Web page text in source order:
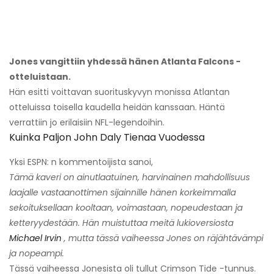
Jones vangittiin yhdessä hänen Atlanta Falcons -
otteluistaan.
Hän esitti voittavan suorituskyvyn monissa Atlantan
otteluissa toisella kaudella heidän kanssaan. Häntä
verrattiin jo erilaisiin NFL-legendoihin.
Kuinka Paljon John Daly Tienaa Vuodessa
Yksi ESPN: n kommentoijista sanoi,
Tämä kaveri on ainutlaatuinen, harvinainen mahdollisuus
laajalle vastaanottimen sijainnille hänen korkeimmalla
sekoituksellaan kooltaan, voimastaan, nopeudestaan ​​ja
ketteryydestään. Hän muistuttaa meitä lukioversiosta
Michael Irvin , mutta tässä vaiheessa Jones on räjähtävämpi
ja nopeampi.
Tässä vaiheessa Jonesista oli tullut Crimson Tide -tunnus.